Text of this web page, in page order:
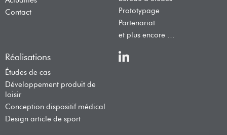
Contact
Prototypage
Partenariat
et plus encore …
Réalisations
Études de cas
Développement produit de
loisir
Conception dispositif médical
Design article de sport